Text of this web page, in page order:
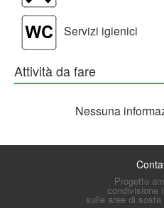
Servizi igienici
Attività da fare
Nessuna
Progetto
condivisione
sulle aree di